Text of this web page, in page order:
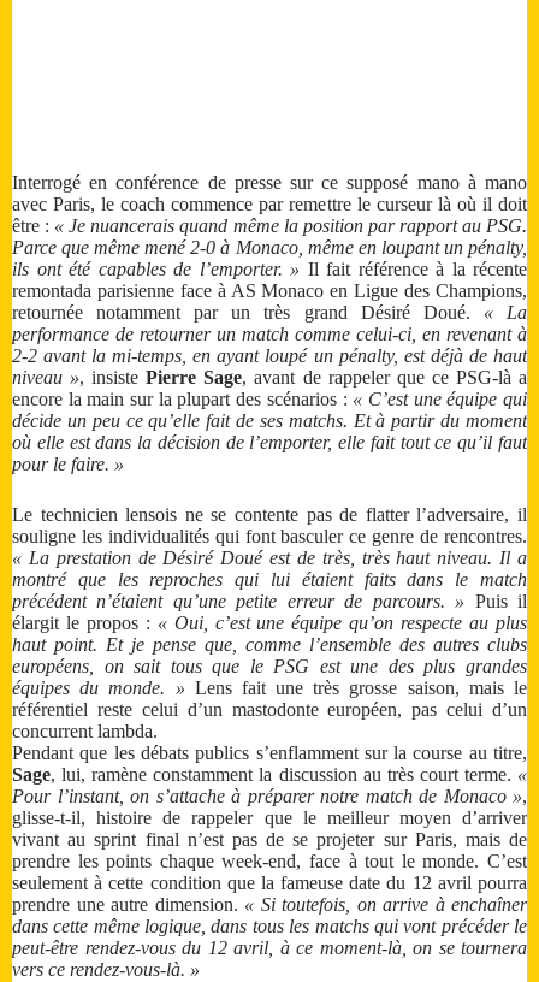
Interrogé en conférence de presse sur ce supposé mano à mano
avec Paris, le coach commence par remettre le curseur là où il doit
être : « Je nuancerais quand même la position par rapport au PSG.
Parce que même mené 2-0 à Monaco, même en loupant un pénalty,
ils ont été capables de l’emporter. » Il fait référence à la récente
remontada parisienne face à AS Monaco en Ligue des Champions,
retournée notamment par un très grand Désiré Doué. « La
performance de retourner un match comme celui-ci, en revenant à
2-2 avant la mi-temps, en ayant loupé un pénalty, est déjà de haut
niveau », insistePierre Sage, avant de rappeler que ce PSG-là a
encore la main sur la plupart des scénarios : « C’est une équipe qui
décide un peu ce qu’elle fait de ses matchs. Et à partir du moment
où elle est dans la décision de l’emporter, elle fait tout ce qu’il faut
pour le faire. »
Le technicien lensois ne se contente pas de flatter l’adversaire, il
souligne les individualités qui font basculer ce genre de rencontres.
« La prestation de Désiré Doué est de très, très haut niveau. Il a
montré que les reproches qui lui étaient faits dans le match
précédent n’étaient qu’une petite erreur de parcours. » Puis il
élargit le propos : « Oui, c’est une équipe qu’on respecte au plus
haut point. Et je pense que, comme l’ensemble des autres clubs
européens, on sait tous que le PSG est une des plus grandes
équipes du monde. » Lens fait une très grosse saison, mais le
référentiel reste celui d’un mastodonte européen, pas celui d’un
concurrent lambda.
Pendant que les débats publics s’enflamment sur la course au titre,
Sage, lui, ramène constamment la discussion au très court terme. «
Pour l’instant, on s’attache à préparer notre match de Monaco »,
glisse-t-il, histoire de rappeler que le meilleur moyen d’arriver
vivant au sprint final n’est pas de se projeter sur Paris, mais de
prendre les points chaque week-end, face à tout le monde. C’est
seulement à cette condition que la fameuse date du 12 avril pourra
prendre une autre dimension. « Si toutefois, on arrive à enchaîner
dans cette même logique, dans tous les matchs qui vont précéder le
peut-être rendez-vous du 12 avril, à ce moment-là, on se tournera
vers ce rendez-vous-là. »